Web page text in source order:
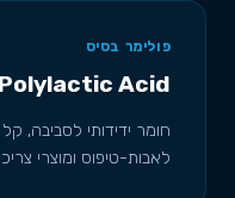
פולימר בסיס
Acid
חומר ידידותי לסביבה,
לאבות-טיפוס ומוצרי